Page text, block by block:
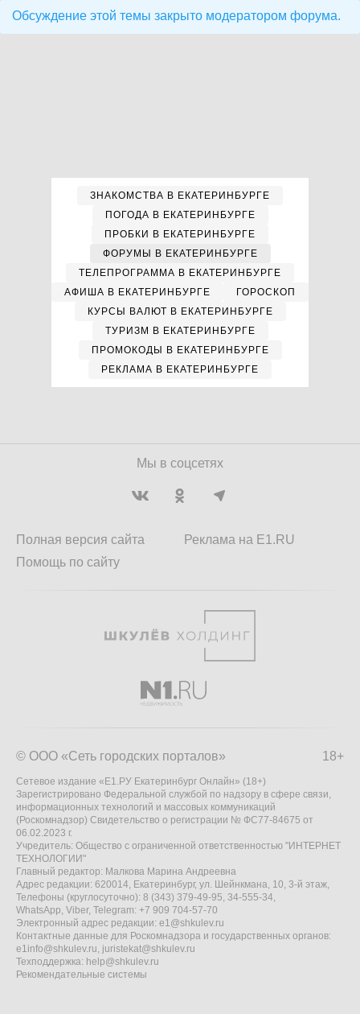
Обсуждение этой темы закрыто модератором форума.
ЗНАКОМСТВА В ЕКАТЕРИНБУРГЕ
ПОГОДА В ЕКАТЕРИНБУРГЕ
ПРОБКИ В ЕКАТЕРИНБУРГЕ
ФОРУМЫ В ЕКАТЕРИНБУРГЕ
ТЕЛЕПРОГРАММА В ЕКАТЕРИНБУРГЕ
АФИША В ЕКАТЕРИНБУРГЕ
ГОРОСКОП
КУРСЫ ВАЛЮТ В ЕКАТЕРИНБУРГЕ
ТУРИЗМ В ЕКАТЕРИНБУРГЕ
ПРОМОКОДЫ В ЕКАТЕРИНБУРГЕ
РЕКЛАМА В ЕКАТЕРИНБУРГЕ
Мы в соцсетях
Полная версия сайта
Помощь по сайту
Реклама на E1.RU
18+
© ООО «Сеть городских порталов»
Сетевое издание «Е1.РУ Екатеринбург Онлайн» (18+)
Зарегистрировано Федеральной службой по надзору в сфере связи,
информационных технологий и массовых коммуникаций
(Роскомнадзор) Свидетельство о регистрации № ФС77-84675 от
06.02.2023 г.
Учредитель: Общество с ограниченной ответственностью "ИНТЕРНЕТ
ТЕХНОЛОГИИ"
Главный редактор: Малкова Марина Андреевна
Адрес редакции: 620014, Екатеринбург, ул. Шейнкмана, 10, 3-й этаж,
Телефоны (круглосуточно): 8 (343) 379-49-95, 34-555-34,
WhatsApp, Viber, Telegram: +7 909 704-57-70
Электронный адрес редакции: e1@shkulev.ru
Контактные данные для Роскомнадзора и государственных органов:
e1info@shkulev.ru, juristekat@shkulev.ru
Техподдержка: help@shkulev.ru
Рекомендательные системы